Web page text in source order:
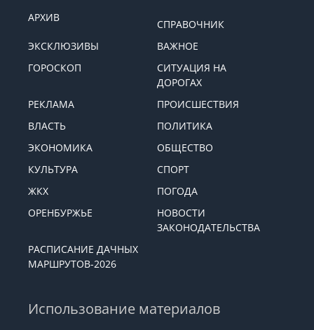
АРХИВ
СПРАВОЧНИК
ЭКСКЛЮЗИВЫ
ВАЖНОЕ
ГОРОСКОП
СИТУАЦИЯ НА
ДОРОГАХ
РЕКЛАМА
ПРОИСШЕСТВИЯ
ВЛАСТЬ
ПОЛИТИКА
ЭКОНОМИКА
ОБЩЕСТВО
КУЛЬТУРА
СПОРТ
ЖКХ
ПОГОДА
ОРЕНБУРЖЬЕ
НОВОСТИ
ЗАКОНОДАТЕЛЬСТВА
РАСПИСАНИЕ ДАЧНЫХ
МАРШРУТОВ-2026
Использование материалов